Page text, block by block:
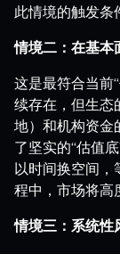
此情境的触发条
情境二：在基本
这是最符合当前
续存在，但生态
地）和机构资金
了坚实的“估值
以时间换空间，
程中，市场将高
情境三：系统性